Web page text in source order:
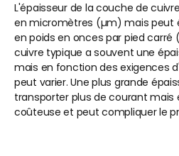
L'épaisseur de la couche de
en micromètres (µm) mais peut
en poids en onces par pied carré
cuivre typique a souvent une
mais en fonction des exigences
peut varier. Une plus grande
transporter plus de courant mais
coûteuse et peut compliquer le